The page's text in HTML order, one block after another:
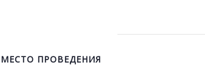
МЕСТО ПРОВЕДЕНИЯ